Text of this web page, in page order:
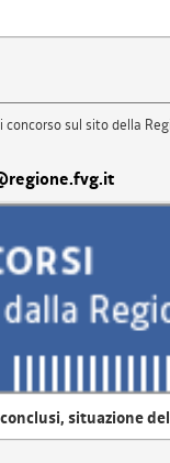
concorso sul sito della
situazione